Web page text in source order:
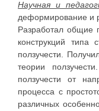
Научная и
деформирование и
Разработал общие
конструкций типа
ползучести.
теории
ползучести от
процесса с
различных